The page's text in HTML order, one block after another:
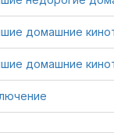
домашние
домашние